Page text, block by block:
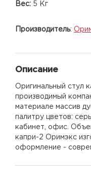
Вес: 5 Кг
Производитель:
Описание
Оригинальный стул
производимый
материале массив
палитру цветов:
кабинет, офис.
капри-2 Оримэкс
оформление -